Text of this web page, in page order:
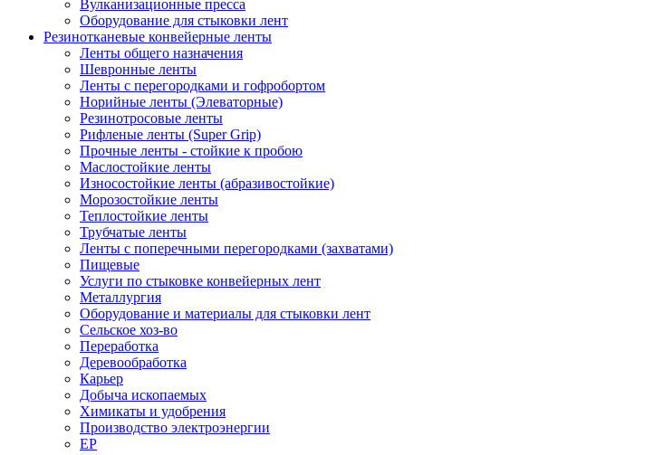
Вулканизационные пресса
Оборудование для стыковки лент
Резинотканевые конвейерные ленты
Ленты общего назначения
Шевронные ленты
Ленты с перегородками и гофробортом
Норийные ленты (Элеваторные)
Резинотросовые ленты
Рифленые ленты (Super Grip)
Прочные ленты - стойкие к пробою
Маслостойкие ленты
Износостойкие ленты (абразивостойкие)
Морозостойкие ленты
Теплостойкие ленты
Трубчатые ленты
Ленты с поперечными перегородками (захватами)
Пищевые
Услуги по стыковке конвейерных лент
Металлургия
Оборудование и материалы для стыковки лент
Сельское хоз-во
Переработка
Деревообработка
Карьер
Добыча ископаемых
Химикаты и удобрения
Производство электроэнергии
EP